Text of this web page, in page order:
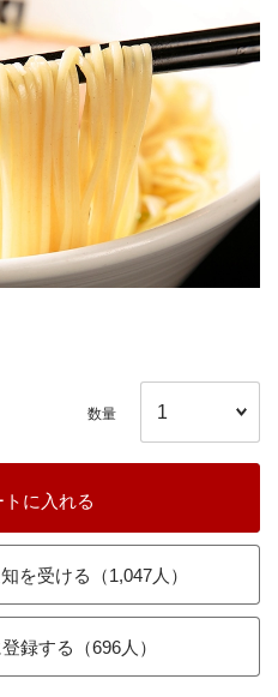
数量
トに入れる
を受ける（1,047人）
録する（696人）